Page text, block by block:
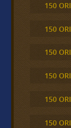
150
150
150
150
150
150